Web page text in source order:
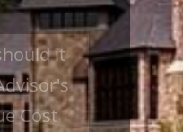
it
Cost